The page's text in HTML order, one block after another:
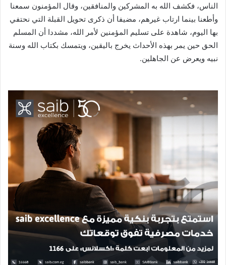
الناس، فكشف الله به المشركين والمنافقين، وقال المؤمنون سمعنا
وأطعنا بينما ارتاب غيرهم، مضيفا أن ذكرى تحويل القبلة التي نحتفي
بها اليوم، شاهدة على تسليم المؤمنين لأمر الله، مشددا أن المسلم
الحق حين يمر بهذه الأحداث يخرج باليقين، ويتمسك بكتاب الله وسنة
نبيه ويعرض عن الجاهلين.